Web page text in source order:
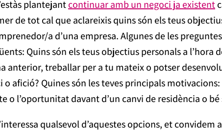
plantejantcontinuar amb un negoci ja existent
de tot cal que aclareixis quins són els teus
a d’una empresa. Algunes de les
Quins són els teus objectius personals a
anterior, treballar per a tu mateix o potser
o afició? Quines són les teves principals
o l’oportunitat davant d’un canvi de residència o bé
qualsevol d’aquestes opcions, et convidem